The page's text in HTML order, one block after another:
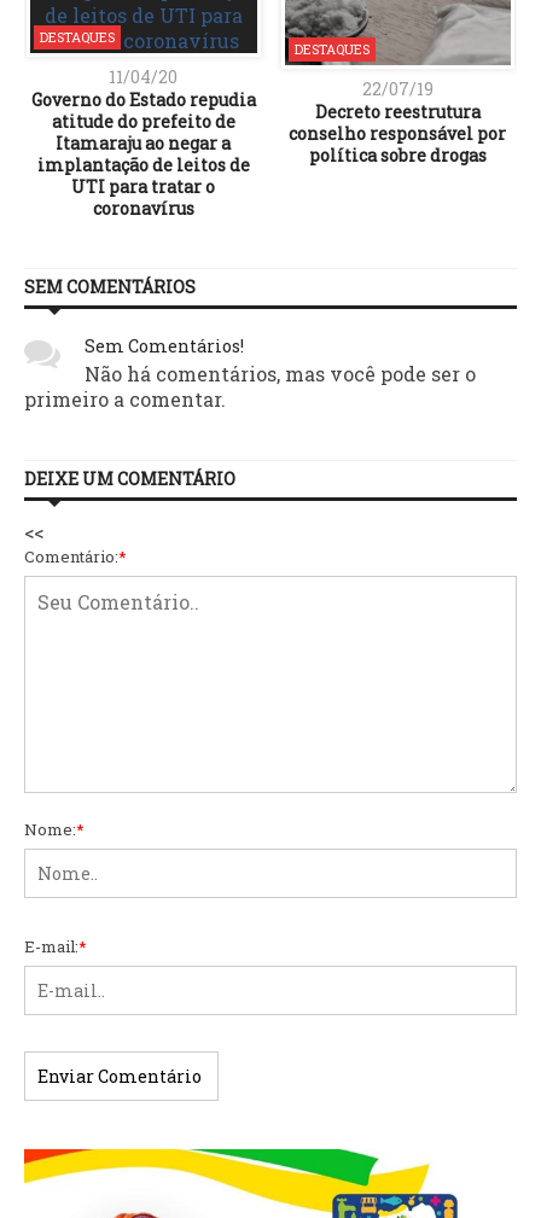
DESTAQUES
11/04/20
Governo do Estado repudia
atitude do prefeito de
Itamaraju ao negar a
implantação de leitos de
UTI para tratar o
coronavírus
DESTAQUES
22/07/19
Decreto reestrutura
conselho responsável por
política sobre drogas
SEM COMENTÁRIOS
Sem Comentários!
Não há comentários, mas você pode ser o
primeiro a comentar.
DEIXE UM COMENTÁRIO
<<
Comentário:*
Nome:*
E-mail:*